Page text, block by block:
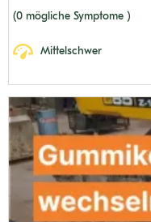
(0 mögliche Symptome )
Mittelschwer